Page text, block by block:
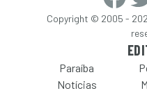
Copyright © 2005 -
Paraíba
Notícias